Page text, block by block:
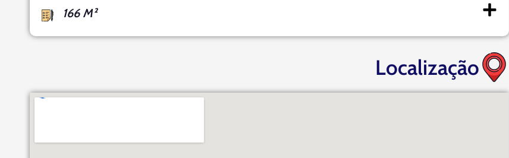
166 M²
Localização